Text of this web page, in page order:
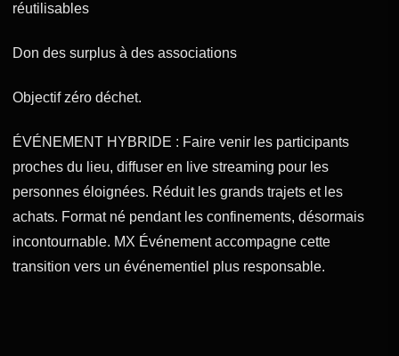
réutilisables
Don des surplus à des associations
Objectif zéro déchet.
ÉVÉNEMENT HYBRIDE : Faire venir les participants
proches du lieu, diffuser en live streaming pour les
personnes éloignées. Réduit les grands trajets et les
achats. Format né pendant les confinements, désormais
incontournable. MX Événement accompagne cette
transition vers un événementiel plus responsable.